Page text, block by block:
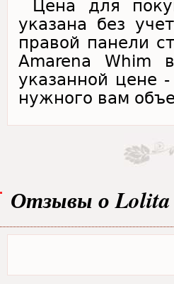
Цена для
указана без
правой панели
Amarena Whim
указанной цене
нужного вам
Отзывы о Lolita